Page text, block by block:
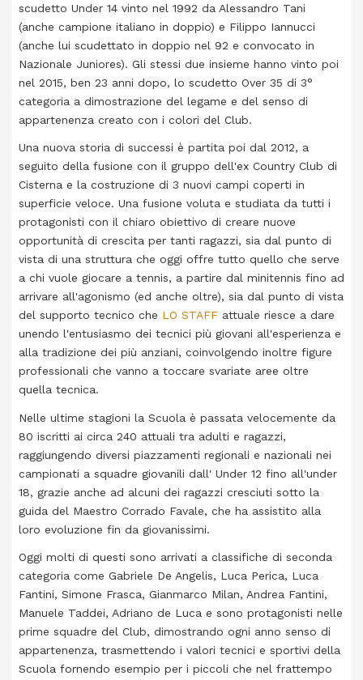
scudetto Under 14 vinto nel 1992 da Alessandro Tani
(anche campione italiano in doppio) e Filippo Iannucci
(anche lui scudettato in doppio nel 92 e convocato in
Nazionale Juniores). Gli stessi due insieme hanno vinto poi
nel 2015, ben 23 anni dopo, lo scudetto Over 35 di 3°
categoria a dimostrazione del legame e del senso di
appartenenza creato con i colori del Club.
Una nuova storia di successi è partita poi dal 2012, a
seguito della fusione con il gruppo dell'ex Country Club di
Cisterna e la costruzione di 3 nuovi campi coperti in
superficie veloce. Una fusione voluta e studiata da tutti i
protagonisti con il chiaro obiettivo di creare nuove
opportunità di crescita per tanti ragazzi, sia dal punto di
vista di una struttura che oggi offre tutto quello che serve
a chi vuole giocare a tennis, a partire dal minitennis fino ad
arrivare all'agonismo (ed anche oltre), sia dal punto di vista
del supporto tecnico che LO STAFF attuale riesce a dare
unendo l'entusiasmo dei tecnici più giovani all'esperienza e
alla tradizione dei più anziani, coinvolgendo inoltre figure
professionali che vanno a toccare svariate aree oltre
quella tecnica.
Nelle ultime stagioni la Scuola è passata velocemente da
80 iscritti ai circa 240 attuali tra adulti e ragazzi,
raggiungendo diversi piazzamenti regionali e nazionali nei
campionati a squadre giovanili dall' Under 12 fino all'under
18, grazie anche ad alcuni dei ragazzi cresciuti sotto la
guida del Maestro Corrado Favale, che ha assistito alla
loro evoluzione fin da giovanissimi.
Oggi molti di questi sono arrivati a classifiche di seconda
categoria come Gabriele De Angelis, Luca Perica, Luca
Fantini, Simone Frasca, Gianmarco Milan, Andrea Fantini,
Manuele Taddei, Adriano de Luca e sono protagonisti nelle
prime squadre del Club, dimostrando ogni anno senso di
appartenenza, trasmettendo i valori tecnici e sportivi della
Scuola fornendo esempio per i piccoli che nel frattempo